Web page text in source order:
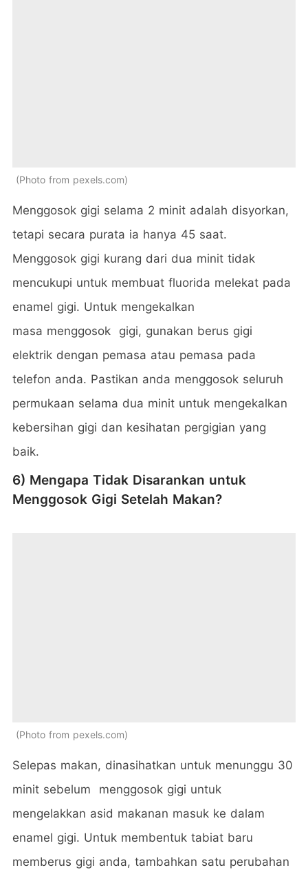
Photo from pexels.com
Menggosok gigi selama 2 minit adalah disyorkan,
tetapi secara purata ia hanya 45 saat.
Menggosok gigi kurang dari dua minit tidak
mencukupi untuk membuat fluorida melekat pada
enamel gigi. Untuk mengekalkan
masa menggosok gigi, gunakan berus gigi
elektrik dengan pemasa atau pemasa pada
telefon anda. Pastikan anda menggosok seluruh
permukaan selama dua minit untuk mengekalkan
kebersihan gigi dan kesihatan pergigian yang
baik.
6) Mengapa Tidak Disarankan untuk
Menggosok Gigi Setelah Makan?
Photo from pexels.com
Selepas makan, dinasihatkan untuk menunggu 30
minit sebelum menggosok gigi untuk
mengelakkan asid makanan masuk ke dalam
enamel gigi. Untuk membentuk tabiat baru
memberus gigi anda, tambahkan satu perubahan